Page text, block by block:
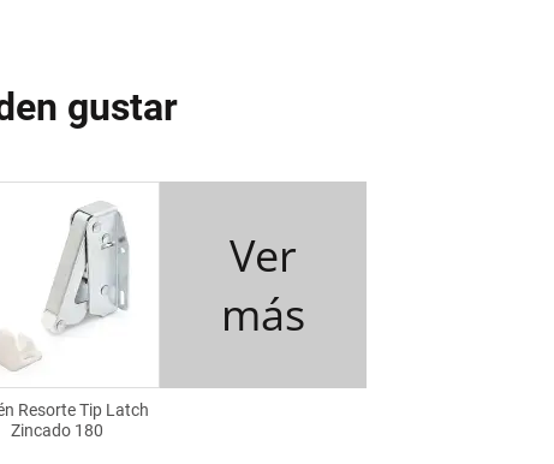
gustar
Resorte Tip Latch
Zincado 180
Ver
más